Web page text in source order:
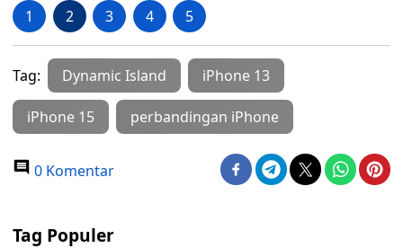
1 2 3 4 5
Tag: Dynamic Island iPhone 13
iPhone 15 perbandingan iPhone
0 Komentar
Tag Populer